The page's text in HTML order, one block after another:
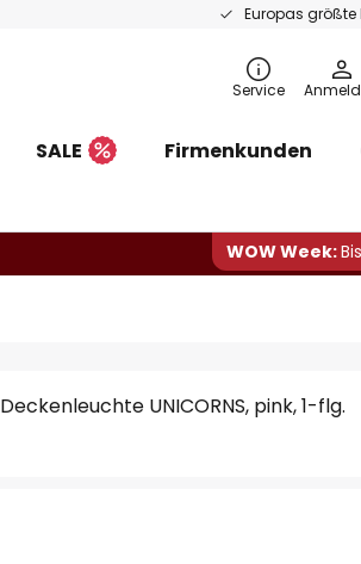
Europas
Service
SALE Firmenkunden
WOW Week:
UNICORNS, pink, 1-flg.